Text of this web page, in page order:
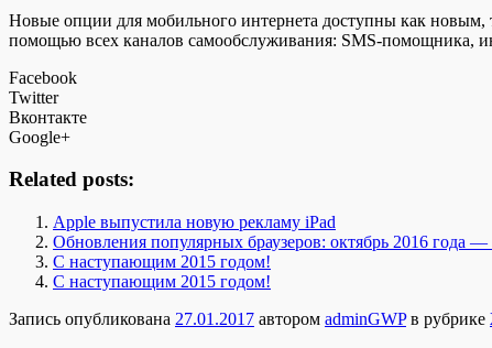
Новые опции для мобильного интернета доступны как
помощью всех каналов самообслуживания: SMS-помощника,
Facebook
Twitter
Вконтакте
Google+
Related posts:
Apple выпустила новую рекламу iPad
Обновления популярных браузеров: октябрь 2016 года
С наступающим 2015 годом!
С наступающим 2015 годом!
Запись опубликована 27.01.2017 автором adminGWPв рубрике